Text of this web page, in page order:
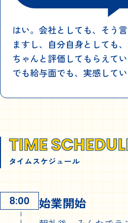
はい。会社としても、そう
ますし、自分自身としても
ちゃんと評価してもらえて
でも給与面でも、実感してい
TIME
タイムスケジュール
8:00 始業開始